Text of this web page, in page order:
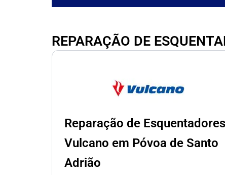
REPARAÇÃO DE
Reparação de Esquentadores
Vulcano em Póvoa de Santo
Adrião